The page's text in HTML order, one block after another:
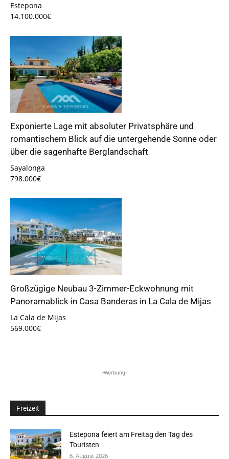
Estepona
14.100.000€
Exponierte Lage mit absoluter Privatsphäre und
romantischem Blick auf die untergehende Sonne oder
über die sagenhafte Berglandschaft
Sayalonga
798.000€
Großzügige Neubau 3-Zimmer-Eckwohnung mit
Panoramablick in Casa Banderas in La Cala de Mijas
La Cala de Mijas
569.000€
-Werbung-
Freizeit
Estepona feiert am Freitag den Tag des
Touristen
6. August 2026